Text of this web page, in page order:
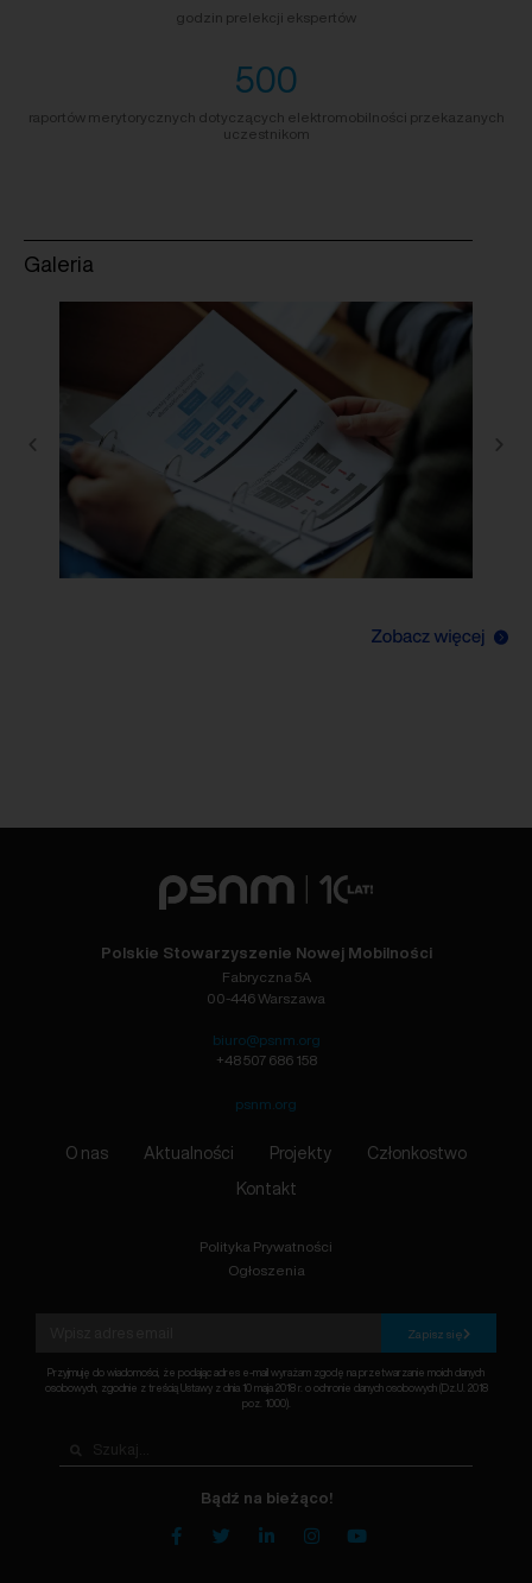
godzin prelekcji ekspertów
500
raportów merytorycznych dotyczących elektromobilności przekazanych
uczestnikom
Galeria
Polskie Stowarzyszenie Nowej Mobilności
Fabryczna 5A
00-446 Warszawa
biuro@psnm.org
+48 507 686 158
psnm.org
O nas Aktualności Projekty Członkostwo
Kontakt
Polityka Prywatności
Ogłoszenia
Zapisz się
Przyjmuję do wiadomości, że podając adres e-mail wyrażam zgodę na przetwarzanie moich danych
osobowych, zgodnie z treścią Ustawy z dnia 10 maja 2018 r. o ochronie danych osobowych (Dz.U. 2018
poz. 1000).
Bądź na bieżąco!